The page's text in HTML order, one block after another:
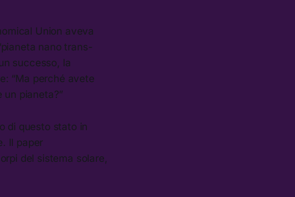
Union aveva
nano trans-
successo, la
“Ma perché avete
pianeta?”
di questo stato in
Il paper
del sistema solare,